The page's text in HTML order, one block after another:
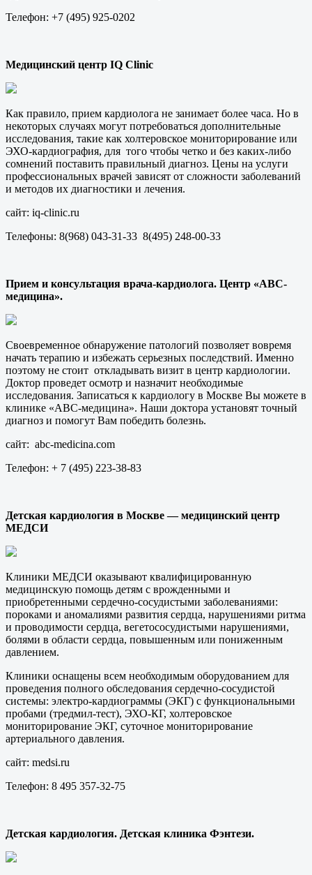
Телефон: +7 (495) 925-0202
Медицинский центр IQ Clinic
Как правило, прием кардиолога не занимает более часа. Но в
некоторых случаях могут потребоваться дополнительные
исследования, такие как холтеровское мониторирование или
ЭХО-кардиография, для того чтобы четко и без каких-либо
сомнений поставить правильный диагноз. Цены на услуги
профессиональных врачей зависят от сложности заболеваний
и методов их диагностики и лечения.
сайт: iq-clinic.ru
Телефоны: 8(968) 043-31-33 8(495) 248-00-33
Прием и консультация врача-кардиолога. Центр «АВС-
медицина».
Своевременное обнаружение патологий позволяет вовремя
начать терапию и избежать серьезных последствий. Именно
поэтому не стоит откладывать визит в центр кардиологии.
Доктор проведет осмотр и назначит необходимые
исследования. Записаться к кардиологу в Москве Вы можете в
клинике «АВС-медицина». Наши доктора установят точный
диагноз и помогут Вам победить болезнь.
сайт: abc-medicina.com
Телефон: + 7 (495) 223-38-83
Детская кардиология в Москве — медицинский центр
МЕДСИ
Клиники МЕДСИ оказывают квалифицированную
медицинскую помощь детям с врожденными и
приобретенными сердечно-сосудистыми заболеваниями:
пороками и аномалиями развития сердца, нарушениями ритма
и проводимости сердца, вегетососудистыми нарушениями,
болями в области сердца, повышенным или пониженным
давлением.
Клиники оснащены всем необходимым оборудованием для
проведения полного обследования сердечно-сосудистой
системы: электро-кардиограммы (ЭКГ) с функциональными
пробами (тредмил-тест), ЭХО-КГ, холтеровское
мониторирование ЭКГ, суточное мониторирование
артериального давления.
сайт: medsi.ru
Телефон: 8 495 357-32-75
Детская кардиология. Детская клиника Фэнтези.